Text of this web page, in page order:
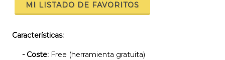
MI LISTADO DE FAVORITOS
Características:
- Coste: Free (herramienta gratuita)